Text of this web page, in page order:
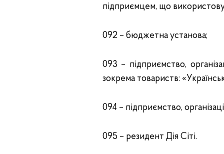
підприємцем, що
092 – бюджетна установа;
093 – підприємство,
зокрема товариств:
094 – підприємство,
095 – резидент Дія Сіті.